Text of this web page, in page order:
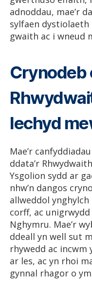
adnoddau, mae’r
sylfaen
gwaith ac i wneud
Crynodeb
Iechyd
Mae’r
ddata’r
Ysgolion sydd ar
nhw’n dangos
allweddol
corff, ac
Nghymru. Mae’r
ddeall yn well sut
rhywedd ac incwm
ar les, ac yn rhoi
gynnal rhagor o